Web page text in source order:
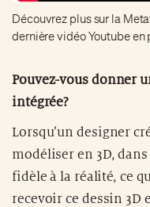
Découvrez plus sur la
dernière vidéo Youtube
Pouvez-vous donner
intégrée?
Lorsqu’un designer
modéliser en 3D,
fidèle à la réalité, ce
recevoir ce dessin 3D